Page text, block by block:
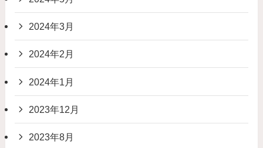
2024年3月
2024年2月
2024年1月
2023年12月
2023年8月